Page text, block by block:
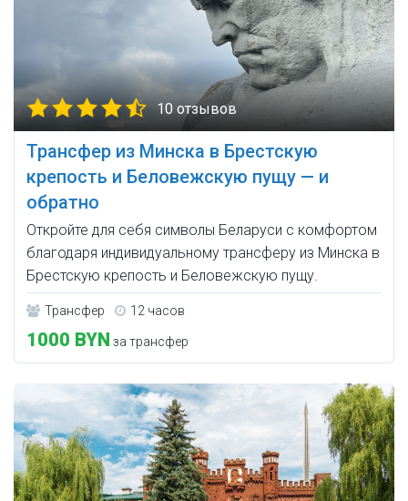
10 отзывов
Трансфер из Минска в Брестскую
крепость и Беловежскую пущу — и
обратно
Откройте для себя символы Беларуси с комфортом
благодаря индивидуальному трансферу из Минска в
Брестскую крепость и Беловежскую пущу.
Трансфер 12 часов
1000 BYN за трансфер